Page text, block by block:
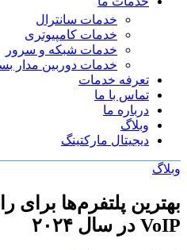
خدمات سانترال
خدمات کامپیوتری
خدمات شبکه و سرور
خدمات دوربین مدار
تعرفه خدمات
تماس با ما
درباره ما
وبلاگ
دیجیتال مارکتینگ
وبلاگ
بهترین پلتفرم‌ها برای
VoIP در سال ۲۰۲۴